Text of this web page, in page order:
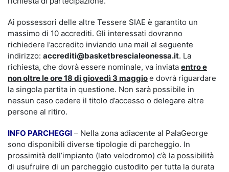
Ai possessori delle altre Tessere SIAE è garantito un
massimo di 10 accrediti. Gli interessati dovranno
richiedere l’accredito inviando una mail al seguente
indirizzo: accrediti@basketbrescialeonessa.it. La
richiesta, che dovrà essere nominale, va inviata entro e
non oltre le ore 18 di giovedì 3 maggioe dovrà riguardare
la singola partita in questione. Non sarà possibile in
nessun caso cedere il titolo d’accesso o delegare altre
persone al ritiro.
INFO PARCHEGGI – Nella zona adiacente al PalaGeorge
sono disponibili diverse tipologie di parcheggio. In
prossimità dell’impianto (lato velodromo) c’è la possibilità
di usufruire di un parcheggio custodito per tutta la durata